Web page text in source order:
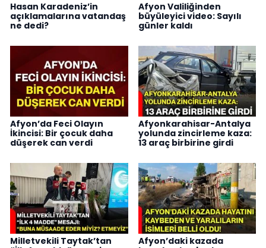
Hasan Karadeniz’in
açıklamalarına vatandaş
ne dedi?
Afyon Valiliğinden
büyüleyici video: Sayılı
günler kaldı
Afyon’da Feci Olayın
İkincisi: Bir çocuk daha
düşerek can verdi
Afyonkarahisar-Antalya
yolunda zincirleme kaza:
13 araç birbirine girdi
Milletvekili Taytak’tan
Afyon’daki kazada